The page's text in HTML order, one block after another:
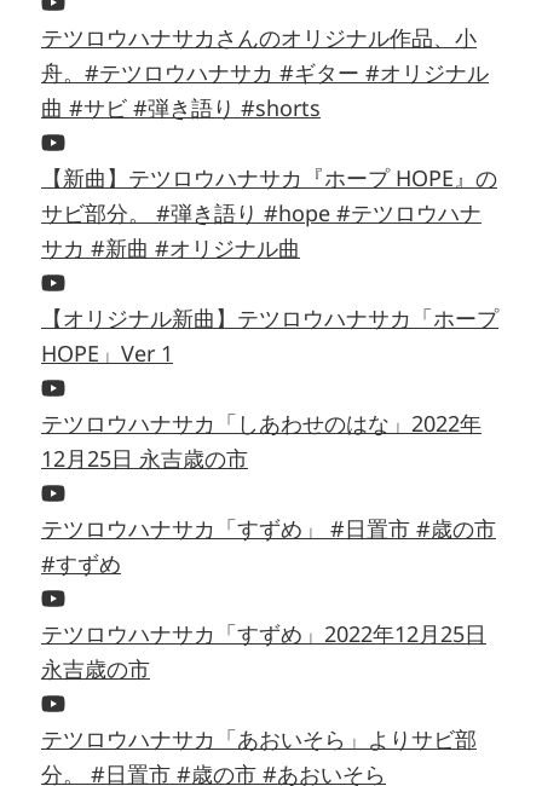
テツロウハナサカさんのオリジナル作品、小
舟。#テツロウハナサカ #ギター #オリジナル
曲 #サビ #弾き語り #shorts
【新曲】テツロウハナサカ『ホープ HOPE』の
サビ部分。 #弾き語り #hope #テツロウハナ
サカ #新曲 #オリジナル曲
【オリジナル新曲】テツロウハナサカ「ホープ
HOPE」Ver 1
テツロウハナサカ「しあわせのはな」2022年
12月25日 永吉歳の市
テツロウハナサカ「すずめ」 #日置市 #歳の市
#すずめ
テツロウハナサカ「すずめ」2022年12月25日
永吉歳の市
テツロウハナサカ「あおいそら」よりサビ部
分。 #日置市 #歳の市 #あおいそら